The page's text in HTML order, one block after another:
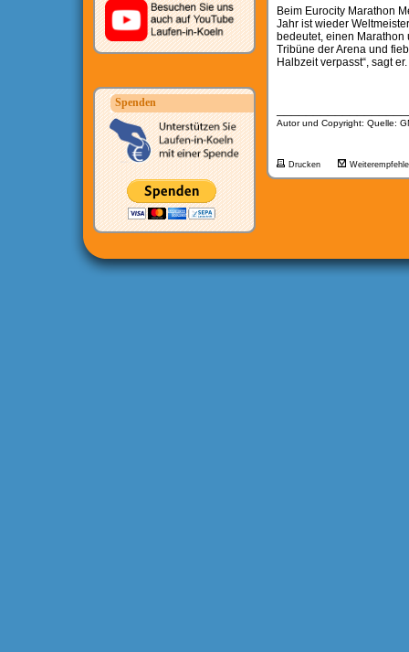
Spenden
Beim Eurocity Marathon
Jahr ist wieder
bedeutet, einen Marathon
Tribüne der Arena und
Halbzeit verpasst“, sagt er.
Autor und Copyright: Quelle:
Drucken